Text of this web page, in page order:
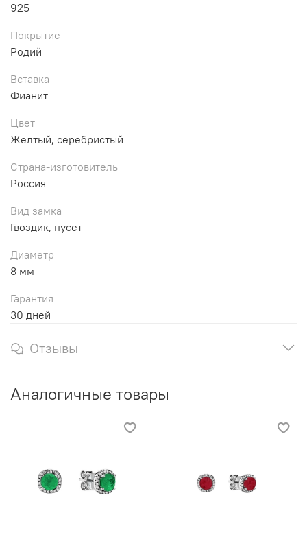
925
Покрытие
Родий
Вставка
Фианит
Цвет
Желтый, серебристый
Страна-изготовитель
Россия
Вид замка
Гвоздик, пусет
Диаметр
8 мм
Гарантия
30 дней
Отзывы
Аналогичные товары